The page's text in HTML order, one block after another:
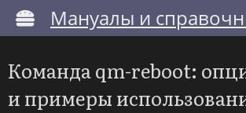
Мануалы и
Команда qm-reboot:
и примеры